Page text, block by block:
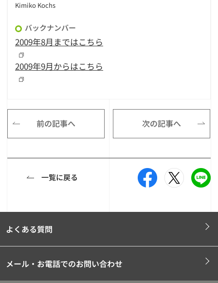
Kimiko Kochs
バックナンバー
2009年8月まではこちら
2009年9月からはこちら
前の記事へ 次の記事へ
一覧に戻る
よくある質問
メール・お電話でのお問い合わせ